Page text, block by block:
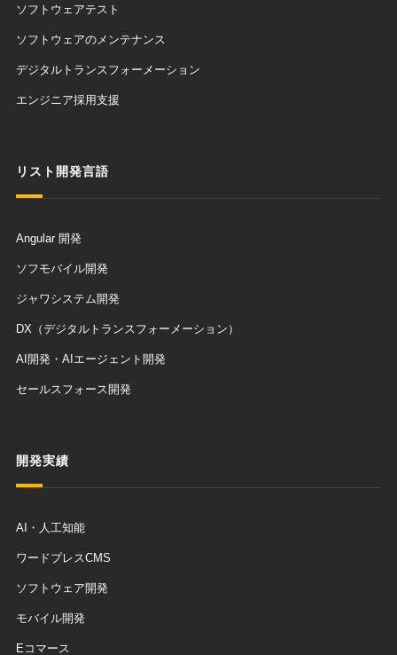
ソフトウェアテスト
ソフトウェアのメンテナンス
デジタルトランスフォーメーション
エンジニア採用支援
リスト開発言語
Angular 開発
ソフモバイル開発
ジャワシステム開発
DX（デジタルトランスフォーメーション）
AI開発・AIエージェント開発
セールスフォース開発
開発実績
AI・人工知能
ワードプレスCMS
ソフトウェア開発
モバイル開発
Eコマース